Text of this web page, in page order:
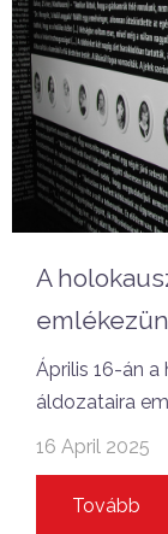
A
Április 16-án
áldozataira
16 April 2025
Tovább